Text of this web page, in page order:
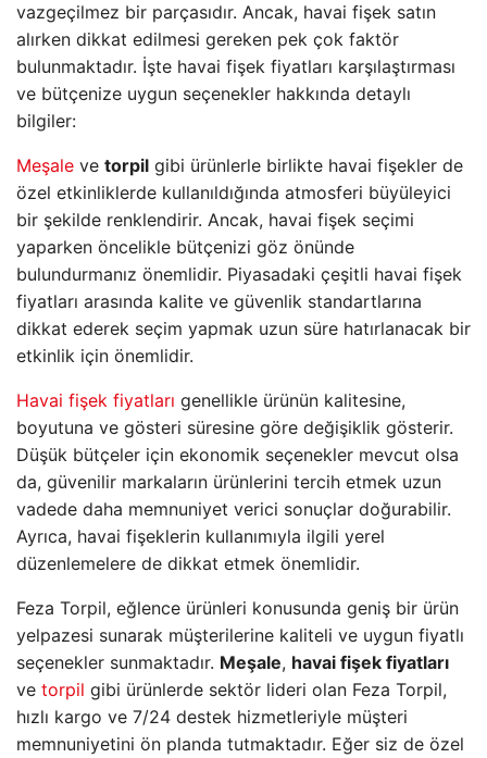
vazgeçilmez bir parçasıdır. Ancak, havai fişek satın
alırken dikkat edilmesi gereken pek çok faktör
bulunmaktadır. İşte havai fişek fiyatları karşılaştırması
ve bütçenize uygun seçenekler hakkında detaylı
bilgiler:
Meşale ve torpil gibi ürünlerle birlikte havai fişekler de
özel etkinliklerde kullanıldığında atmosferi büyüleyici
bir şekilde renklendirir. Ancak, havai fişek seçimi
yaparken öncelikle bütçenizi göz önünde
bulundurmanız önemlidir. Piyasadaki çeşitli havai fişek
fiyatları arasında kalite ve güvenlik standartlarına
dikkat ederek seçim yapmak uzun süre hatırlanacak bir
etkinlik için önemlidir.
Havai fişek fiyatları genellikle ürünün kalitesine,
boyutuna ve gösteri süresine göre değişiklik gösterir.
Düşük bütçeler için ekonomik seçenekler mevcut olsa
da, güvenilir markaların ürünlerini tercih etmek uzun
vadede daha memnuniyet verici sonuçlar doğurabilir.
Ayrıca, havai fişeklerin kullanımıyla ilgili yerel
düzenlemelere de dikkat etmek önemlidir.
Feza Torpil, eğlence ürünleri konusunda geniş bir ürün
yelpazesi sunarak müşterilerine kaliteli ve uygun fiyatlı
seçenekler sunmaktadır. Meşale, havai fişek fiyatları
ve torpil gibi ürünlerde sektör lideri olan Feza Torpil,
hızlı kargo ve 7/24 destek hizmetleriyle müşteri
memnuniyetini ön planda tutmaktadır. Eğer siz de özel